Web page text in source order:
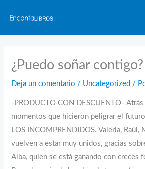
contenido
¿Puedo soñar contigo?
Deja un comentario / Uncategorized /
-PRODUCTO CON DESCUENTO-
momentos que hicieron peligrar el
LOS INCOMPRENDIDOS. Valeria, Raúl,
vuelven a estar muy unidos, gracias
Alba, quien se está ganando con creces